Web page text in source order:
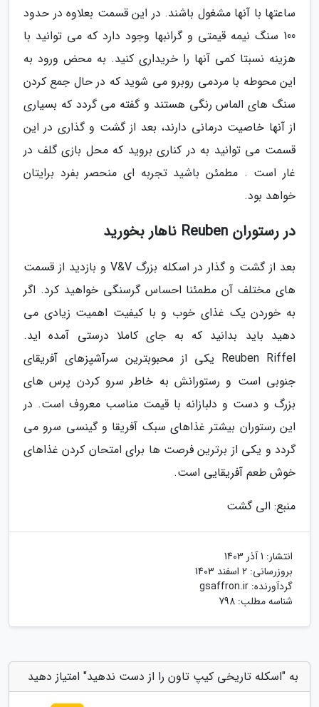
ساعتها با آنها مشغول باشند. در این قسمت بعلاوه در حدود
100 سنگ نیمه قیمتی و گرانبها وجود دارد که می توانید با
هزینه نسبتا کمی آنها را خریداری کنید. به محض ورود به
این محوطه با مردمی روبرو می شوید که در حال جمع کردن
سنگ های الماس رنگی هستند و گفته می گردد که بسیاری
از آنها خاصیت درمانی دارند، بعد از گشت و گذاری در این
قسمت می توانید به در کناری بروید که محل بازی گلف در
غار است . مطمئن باشید تجربه ای منحصر بفرد برایتان
خواهد بود.
در رستوران Reuben ناهار بخورید
بعد از گشت و گذار در اسکله بزرگ V&V و بازدید از قسمت
های مختلف آن مطمئنا احساس گرسنگی خواهید کرد. اگر
به خوردن یک غذای خوب و با کیفیت اهمیت زیادی می
دهید باید بدانید که به جای کاملا درستی آمده اید.
Reuben Riffel یکی از محبوبترین سرآشپزهای آفریقای
جنوبی است و رستورانش به خاطر سرو کردن پرس های
بزرگ و دست و دلبازانه با قیمت مناسب معروف است. در
این رستوران بیشتر غذاهای سبک آفریقا و گینسی سرو می
گردد و یکی از برترین فرصت ها برای امتحان کردن غذاهای
خوش طعم آفریقایی است.
منبع: الی گشت
انتشار: 1 آذر 1403
بروزرسانی: 2 اسفند 1403
گردآورنده: gsaffron.ir
شناسه مطلب: 798
به "اسکله تاریخی کیپ تاون را از دست ندهید" امتیاز دهید